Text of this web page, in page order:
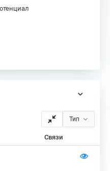
Тип
Связи